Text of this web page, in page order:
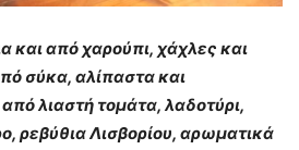
και από χαρούπι, χάχλες και
σύκα, αλίπαστα και
λιαστή τομάτα, λαδοτύρι,
ρεβύθια Λισβορίου, αρωματικά